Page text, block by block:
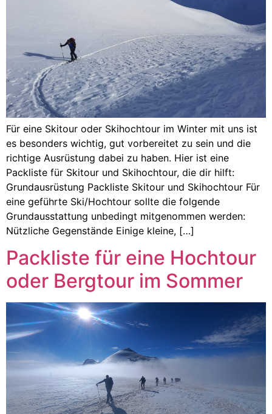
Für eine Skitour oder Skihochtour im Winter mit uns ist
es besonders wichtig, gut vorbereitet zu sein und die
richtige Ausrüstung dabei zu haben. Hier ist eine
Packliste für Skitour und Skihochtour, die dir hilft:
Grundausrüstung Packliste Skitour und Skihochtour Für
eine geführte Ski/Hochtour sollte die folgende
Grundausstattung unbedingt mitgenommen werden:
Nützliche Gegenstände Einige kleine, […]
Packliste für eine Hochtour
oder Bergtour im Sommer